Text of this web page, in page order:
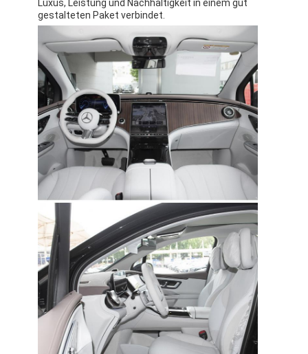
Luxus, Leistung und Nachhaltigkeit in einem gut
gestalteten Paket verbindet.